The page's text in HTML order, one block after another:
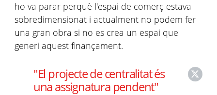
ho va parar perquè l'espai de comerç estava
sobredimensionat i actualment no podem fer
una gran obra si no es crea un espai que
generi aquest finançament.
"El projecte de centralitat és
una assignatura pendent"